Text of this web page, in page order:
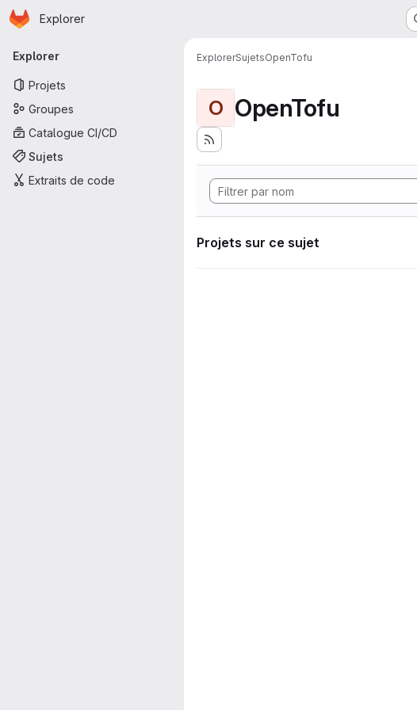
Passer au contenu principal
Page d'accueil
Explorer
Navigation principale
Explorer
Projets
Groupes
Catalogue CI/CD
Sujets
Extraits de code
ExplorerSujetsOpenTofu
O OpenTofu
Projets sur ce sujet